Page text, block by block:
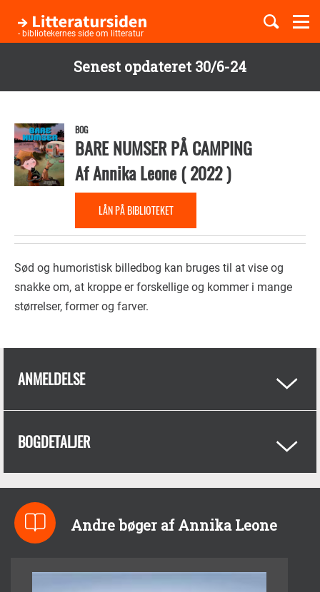
Senest opdateret 30/6-24
hovedindhold
- bibliotekernes side om litteratur
Børnebøger
Temaer
BOG
BARE NUMSER PÅ CAMPING
AfAnnika Leone(2022)
LÅN PÅ BIBLIOTEKET
Sød og humoristisk billedbog kan bruges til at vise og
snakke om, at kroppe er forskellige og kommer i mange
størrelser, former og farver.
ANMELDELSE
BOGDETALJER
Andre bøger af Annika Leone